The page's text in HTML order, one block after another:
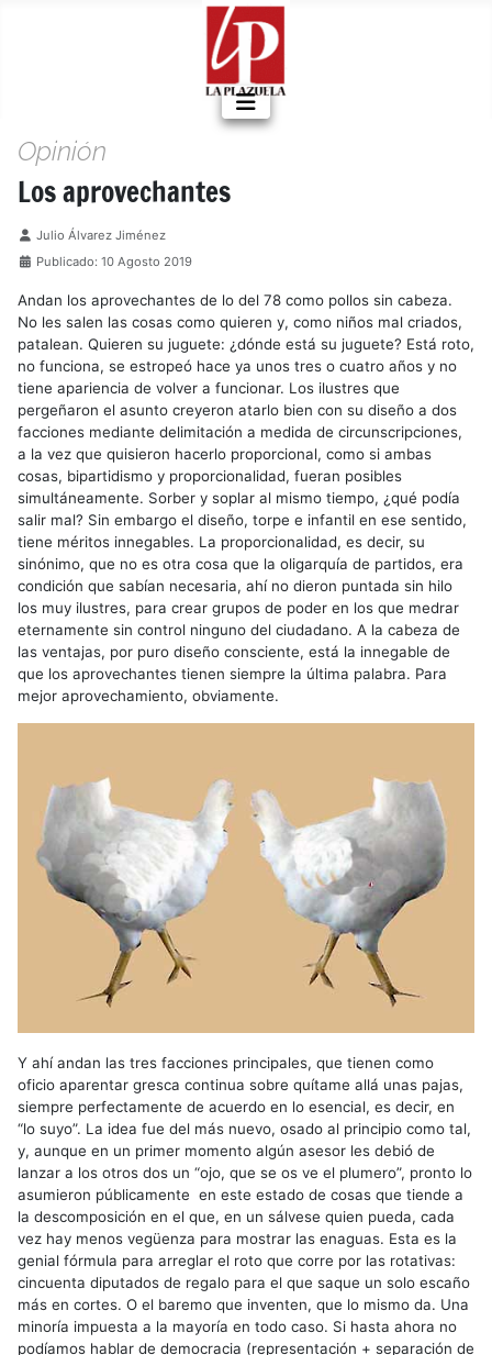
Opinión
Los aprovechantes
Detalles
Julio Álvarez Jiménez
Publicado: 10 Agosto 2019
Andan los aprovechantes de lo del 78 como pollos sin cabeza.
No les salen las cosas como quieren y, como niños mal criados,
patalean. Quieren su juguete: ¿dónde está su juguete? Está roto,
no funciona, se estropeó hace ya unos tres o cuatro años y no
tiene apariencia de volver a funcionar. Los ilustres que
pergeñaron el asunto creyeron atarlo bien con su diseño a dos
facciones mediante delimitación a medida de circunscripciones,
a la vez que quisieron hacerlo proporcional, como si ambas
cosas, bipartidismo y proporcionalidad, fueran posibles
simultáneamente. Sorber y soplar al mismo tiempo, ¿qué podía
salir mal? Sin embargo el diseño, torpe e infantil en ese sentido,
tiene méritos innegables. La proporcionalidad, es decir, su
sinónimo, que no es otra cosa que la oligarquía de partidos, era
condición que sabían necesaria, ahí no dieron puntada sin hilo
los muy ilustres, para crear grupos de poder en los que medrar
eternamente sin control ninguno del ciudadano. A la cabeza de
las ventajas, por puro diseño consciente, está la innegable de
que los aprovechantes tienen siempre la última palabra. Para
mejor aprovechamiento, obviamente.
Y ahí andan las tres facciones principales, que tienen como
oficio aparentar gresca continua sobre quítame allá unas pajas,
siempre perfectamente de acuerdo en lo esencial, es decir, en
“lo suyo”. La idea fue del más nuevo, osado al principio como tal,
y, aunque en un primer momento algún asesor les debió de
lanzar a los otros dos un “ojo, que se os ve el plumero”, pronto lo
asumieron públicamente en este estado de cosas que tiende a
la descomposición en el que, en un sálvese quien pueda, cada
vez hay menos vegüenza para mostrar las enaguas. Esta es la
genial fórmula para arreglar el roto que corre por las rotativas:
cincuenta diputados de regalo para el que saque un solo escaño
más en cortes. O el baremo que inventen, que lo mismo da. Una
minoría impuesta a la mayoría en todo caso. Si hasta ahora no
podíamos hablar de democracia (representación + separación de